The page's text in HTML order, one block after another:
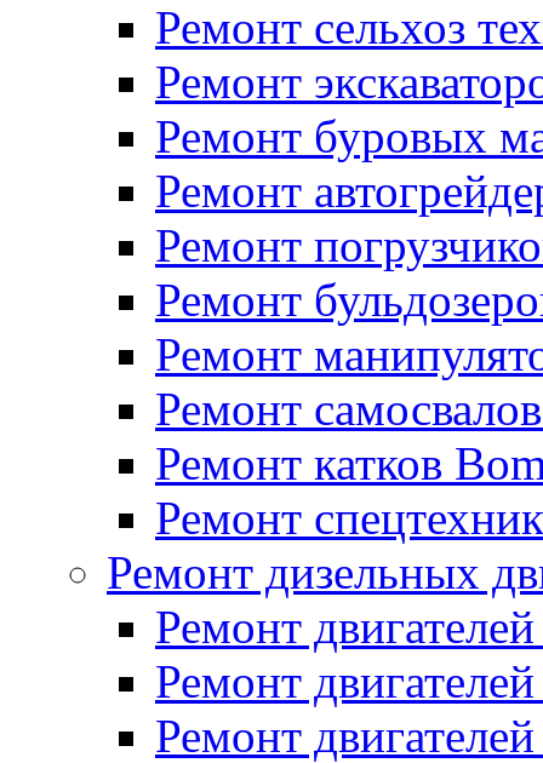
Ремонт сельхоз
Ремонт
Ремонт буровых
Ремонт
Ремонт
Ремонт
Ремонт
Ремонт
Ремонт катков
Ремонт
Ремонт дизельных
Ремонт
Ремонт
Ремонт